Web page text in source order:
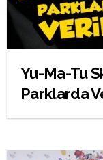
Yu-Ma-Tu
Parklarda